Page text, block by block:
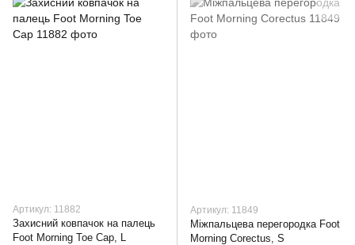
Артикул: 11882
Захисний ковпачок на палець
Foot Morning Toe Cap, L
Артикул: 11849
Міжпальцева перегородка Foot
Morning Corectus, S